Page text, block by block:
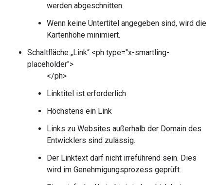
werden abgeschnitten.
Wenn keine Untertitel angegeben sind, wird die
Kartenhöhe minimiert.
Schaltfläche „Link“ <ph type="x-smartling-
placeholder">
</ph>
Linktitel ist erforderlich
Höchstens ein Link
Links zu Websites außerhalb der Domain des
Entwicklers sind zulässig.
Der Linktext darf nicht irreführend sein. Dies
wird im Genehmigungsprozess geprüft.